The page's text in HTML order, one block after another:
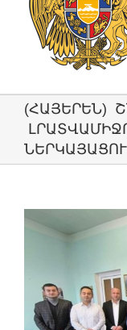
(ՀԱՅԵՐԵՆ)
Larger